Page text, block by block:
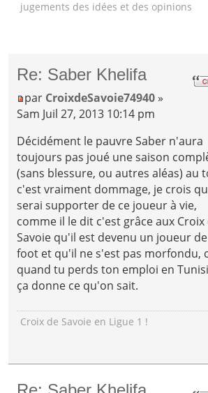
jugements des idées et des opinions
Re: Saber Khelifa
par CroixdeSavoie74940 »
Sam Juil 27, 2013 10:14 pm
Décidément le pauvre Saber n'aura
toujours pas joué une saison
(sans blessure, ou autres aléas) au
c'est vraiment dommage, je crois
serai supporter de ce joueur à vie,
comme il le dit c'est grâce aux Croix
Savoie qu'il est devenu un joueur de
foot et qu'il ne s'est pas morfondu,
quand tu perds ton emploi en
ça donne ce qu'on sait.
Croix de Savoie en Ligue 1 !